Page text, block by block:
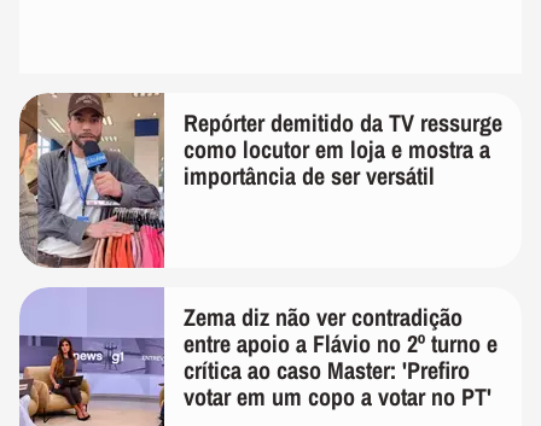
Repórter demitido da TV ressurge
como locutor em loja e mostra a
importância de ser versátil
Zema diz não ver contradição
entre apoio a Flávio no 2º turno e
crítica ao caso Master: 'Prefiro
votar em um copo a votar no PT'